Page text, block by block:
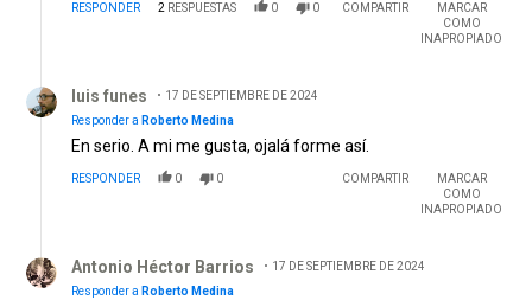
RESPONDER 2 RESPUESTAS 0 0 COMPARTIR
MARCAR
COMO
INAPROPIADO
luis funes
17 DE SEPTIEMBRE DE 2024
Responder a Roberto Medina
En serio. A mi me gusta, ojalá forme así.
RESPONDER 0 0 COMPARTIR
MARCAR
COMO
INAPROPIADO
Antonio Héctor Barrios
17 DE SEPTIEMBRE DE 2024
Responder a Roberto Medina